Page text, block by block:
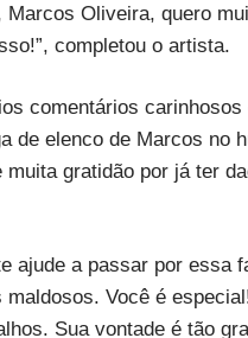
Oliveira, quero
completou o artista.
comentários
de elenco de Marcos no
gratidão por já ter
ajude a passar por essa
Você é
Sua vontade é tão